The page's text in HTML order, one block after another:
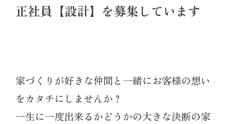
正社員【設計】を募集しています
家づくりが好きな仲間と一緒にお客様の想い
をカタチにしませんか？
一生に一度出来るかどうかの大きな決断の家